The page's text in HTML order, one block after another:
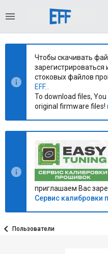
Чтобы скачивать
стоковых файлов
EFF...
To download files,
original firmware files!
приглашаем Вас
Сервис калибровки
Пользователи